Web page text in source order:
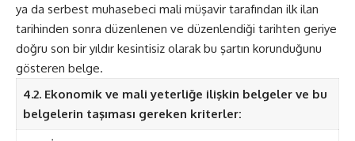
ya da serbest muhasebeci mali müşavir tarafından ilk ilan
tarihinden sonra düzenlenen ve düzenlendiği tarihten geriye
doğru son bir yıldır kesintisiz olarak bu şartın korunduğunu
gösteren belge.
4.2. Ekonomik ve mali yeterliğe ilişkin belgeler ve bu
belgelerin taşıması gereken kriterler: